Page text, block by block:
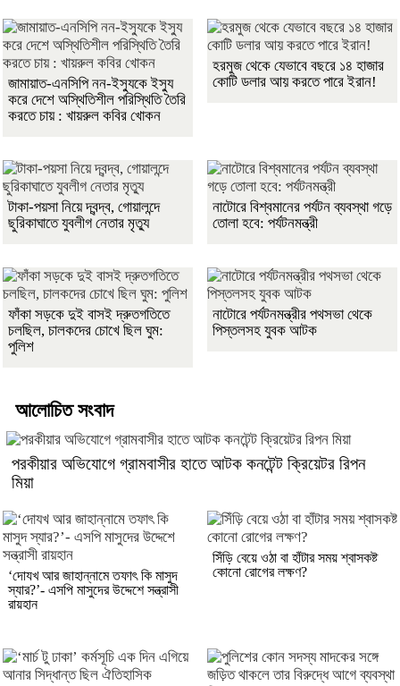
জামায়াত-এনসিপি নন-ইস্যুকে ইস্যু
করে দেশে অস্থিতিশীল পরিস্থিতি তৈরি
করতে চায় : খায়রুল কবির খোকন
হরমুজ থেকে যেভাবে বছরে ১৪ হাজার
কোটি ডলার আয় করতে পারে ইরান!
টাকা-পয়সা নিয়ে দ্বন্দ্ব, গোয়ালন্দে
ছুরিকাঘাতে যুবলীগ নেতার মৃত্যু
নাটোরে বিশ্বমানের পর্যটন ব্যবস্থা গড়ে
তোলা হবে: পর্যটনমন্ত্রী
ফাঁকা সড়কে দুই বাসই দ্রুতগতিতে
চলছিল, চালকদের চোখে ছিল ঘুম:
পুলিশ
নাটোরে পর্যটনমন্ত্রীর পথসভা থেকে
পিস্তলসহ যুবক আটক
আলোচিত সংবাদ
পরকীয়ার অভিযোগে গ্রামবাসীর হাতে আটক কনটেন্ট ক্রিয়েটর রিপন
মিয়া
‘দোযখ আর জাহান্নামে তফাৎ কি মাসুদ
স্যার?’- এসপি মাসুদের উদ্দেশে সন্ত্রাসী
রায়হান
সিঁড়ি বেয়ে ওঠা বা হাঁটার সময় শ্বাসকষ্ট
কোনো রোগের লক্ষণ?